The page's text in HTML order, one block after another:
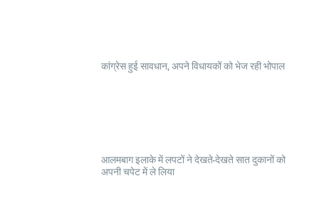
कांग्रेस हुई सावधान, अपने विधायकों को भेज रही भोपाल
आलमबाग इलाके में लपटों ने देखते-देखते सात दुकानों को
अपनी चपेट में ले लिया